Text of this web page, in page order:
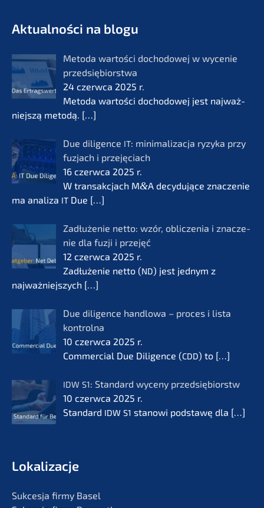
Aktual­ności na blogu
Metoda wartości docho­do­wej w wycenie
przedsię­bi­orst­wa
24 czerw­ca 2025 r.
Metoda wartości docho­do­wej jest najważ­
nie­js­zą metodą. […]
Due diligence IT: minima­li­zac­ja ryzyka przy
fuzjach i przejęciach
16 czerw­ca 2025 r.
W transak­c­jach M&A decydu­jące znacze­nie
ma anali­za IT Due […]
Zadłuże­nie netto: wzór, oblic­ze­nia i znacze­
nie dla fuzji i przejęć
12 czerw­ca 2025 r.
Zadłuże­nie netto (ND) jest jednym z
najważ­nie­js­zych […]
Due diligence handlo­wa – proces i lista
kontrol­na
10 czerw­ca 2025 r.
Commer­cial Due Diligence (CDD) to […]
IDW S1: Standard wyceny przedsię­bi­orstw
10 czerw­ca 2025 r.
Standard IDW S1 stanowi podsta­wę dla […]
Lokali­zac­je
Sukces­ja firmy Basel